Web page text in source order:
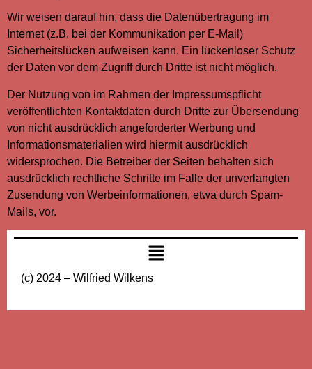
Wir weisen darauf hin, dass die Datenübertragung im
Internet (z.B. bei der Kommunikation per E-Mail)
Sicherheitslücken aufweisen kann. Ein lückenloser Schutz
der Daten vor dem Zugriff durch Dritte ist nicht möglich.
Der Nutzung von im Rahmen der Impressumspflicht
veröffentlichten Kontaktdaten durch Dritte zur Übersendung
von nicht ausdrücklich angeforderter Werbung und
Informationsmaterialien wird hiermit ausdrücklich
widersprochen. Die Betreiber der Seiten behalten sich
ausdrücklich rechtliche Schritte im Falle der unverlangten
Zusendung von Werbeinformationen, etwa durch Spam-
Mails, vor.
(c) 2024 – Wilfried Wilkens